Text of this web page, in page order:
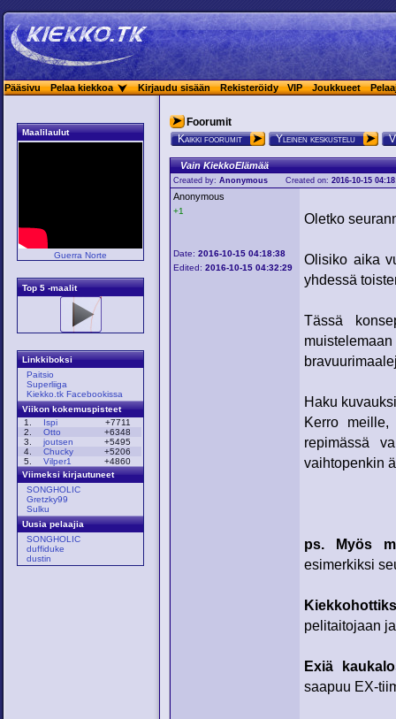
Pääsivu Pelaa kiekkoa Kirjaudu sisään Rekisteröidy VIP Joukkueet
Maalilaulut
Guerra Norte
Top 5 -maalit
Linkkiboksi
Paitsio
Superliiga
Kiekko.tk Facebookissa
Viikon kokemuspisteet
1.
Ispi
+7711
2.
Otto
+6348
3.
joutsen
+5495
4.
Chucky
+5206
5.
Vilper1
+4860
Viimeksi kirjautuneet
SONGHOLIC
Gretzky99
Sulku
Uusia pelaajia
SONGHOLIC
duffiduke
dustin
Foorumit
Kaikki foorumit Yleinen keskustelu
Vain KiekkoElämää
Created by: Anonymous Created on:2016-10-15
Anonymous
+1
Date:2016-10-15 04:18:38
Edited:2016-10-15 04:32:29
Oletko
Olisiko aika
yhdessä
Tässä
Haku
Kerro
repimässä
vaihtopenkin
ps. Myös
esimerkiksi
pelitaitojaan
Exiä
saapuu EX-